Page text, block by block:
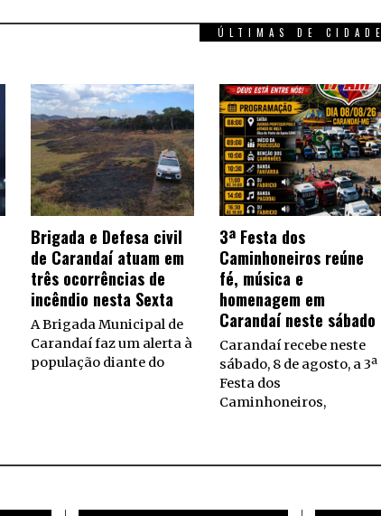
ÚLTIMAS DE CIDADE
Brigada e Defesa civil
de Carandaí atuam em
três ocorrências de
incêndio nesta Sexta
A Brigada Municipal de
Carandaí faz um alerta à
população diante do
3ª Festa dos
Caminhoneiros reúne
fé, música e
homenagem em
Carandaí neste sábado
Carandaí recebe neste
sábado, 8 de agosto, a 3ª
Festa dos
Caminhoneiros,